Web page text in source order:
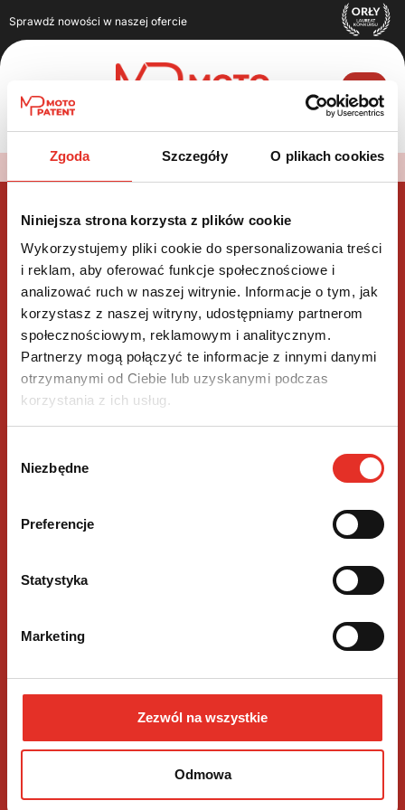
Zgoda Szczegóły O plikach cookies
Niniejsza strona korzysta z plików cookie
Wykorzystujemy pliki cookie do spersonalizowania treści
i reklam, aby oferować funkcje społecznościowe i
analizować ruch w naszej witrynie. Informacje o tym, jak
korzystasz z naszej witryny, udostępniamy partnerom
społecznościowym, reklamowym i analitycznym.
Partnerzy mogą połączyć te informacje z innymi danymi
otrzymanymi od Ciebie lub uzyskanymi podczas
korzystania z ich usług.
zgody
Niezbędne
Preferencje
Statystyka
Marketing
Zezwól na wszystkie
Odmowa
Sprawdź nowości w naszej ofercie
MotoPatent
Kompleksowe wsparcie w zakupie, finansowaniu i
ubezpieczeniu samochodu – rzetelnie, przejrzyście, z myślą o
Twoim komforcie.
biuro@motopatent.pl
Piętro 3 lok. 8